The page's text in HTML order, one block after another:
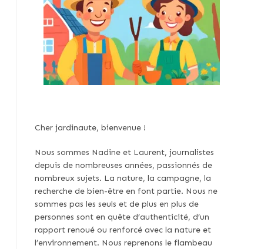
Cher jardinaute, bienvenue !
Nous sommes Nadine et Laurent, journalistes
depuis de nombreuses années, passionnés de
nombreux sujets. La nature, la campagne, la
recherche de bien-être en font partie. Nous ne
sommes pas les seuls et de plus en plus de
personnes sont en quête d’authenticité, d’un
rapport renoué ou renforcé avec la nature et
l’environnement. Nous reprenons le flambeau